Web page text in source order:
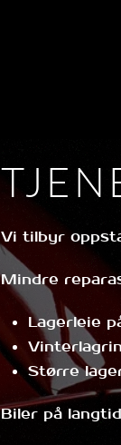
Vi tilbyr
Mindre
Lagerleie
Større
Biler på